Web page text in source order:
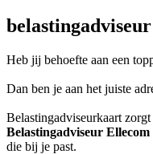
Heb jij behoefte aan een
Dan ben je aan het juiste
Belastingadviseurkaart
Belastingadviseur Ellecom
die bij je past.